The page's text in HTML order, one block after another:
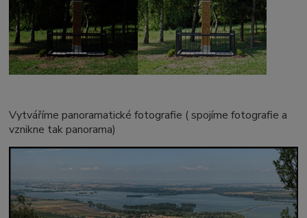
Vytváříme panoramatické fotografie ( spojíme fotografie a
vznikne tak panorama)